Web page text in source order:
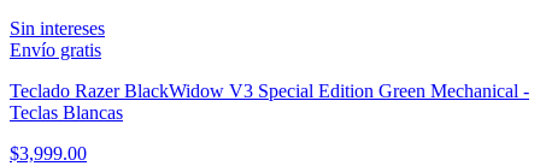
Sin intereses
Envío gratis
Teclado Razer BlackWidow V3 Special Edition Green Mechanical -
Teclas Blancas
$3,999.00